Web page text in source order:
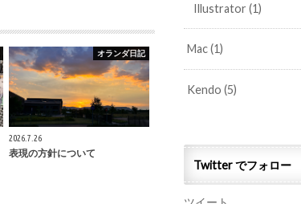
オランダ日記
2026.7.26
表現の方針について
Illustrator (1)
Mac(1)
Kendo(5)
Twitter でフォロー